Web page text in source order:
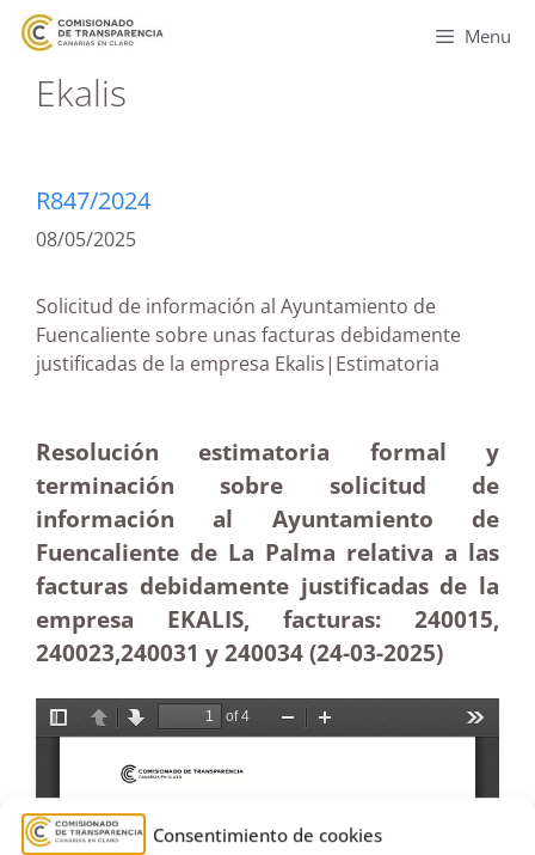
Consentimiento de cookies
Menu
Ekalis
R847/2024
08/05/2025
Solicitud de información al Ayuntamiento de
Fuencaliente sobre unas facturas debidamente
justificadas de la empresa Ekalis|Estimatoria
Resolución estimatoria formal y
terminación sobre solicitud de
información al Ayuntamiento de
Fuencaliente de La Palma relativa a las
facturas debidamente justificadas de la
empresa EKALIS, facturas: 240015,
240023,240031 y 240034 (24-03-2025)